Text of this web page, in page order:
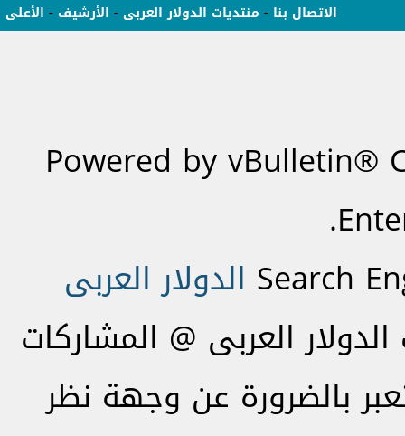
الاتصال بنا - منتديات الدولار العربى - الأرشيف - الأعلى
Powered by vBulletin®
Search الدولار العربى
العربى @ المشاركات
بالضرورة عن وجهة نظر